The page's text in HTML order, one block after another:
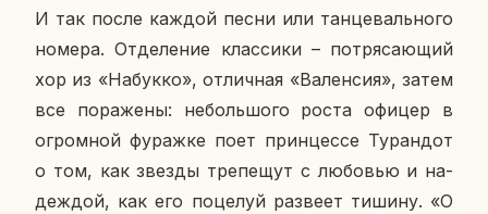
И так после каждой песни или тан­це­валь­но­го
номера. От­де­ле­ние клас­си­ки – по­тря­са­ю­щий
хор из «На­бук­ко», от­лич­ная «Ва­лен­сия», затем
все по­ра­же­ны: неболь­шо­го роста офицер в
огром­ной фу­раж­ке поет прин­цес­се Ту­ран­дот
о том, как звезды тре­пе­щут с лю­бо­вью и на­
деж­дой, как его по­це­луй раз­ве­ет тишину. «О